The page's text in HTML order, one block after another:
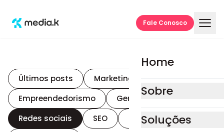
Fale Conosco
Home
Sobre
Soluções
Últimos posts
Marketing digital
Empreendedorismo
Gente e cultura
Redes sociais
SEO
Tráfego pago